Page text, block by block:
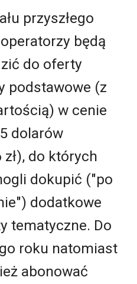
przyszłego
będą
do oferty
podstawowe (z
w cenie
dolarów
do których
dokupić ("po
dodatkowe
tematyczne. Do
roku natomiast
abonować